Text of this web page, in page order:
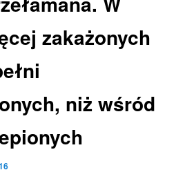
zakażonych
niż wśród